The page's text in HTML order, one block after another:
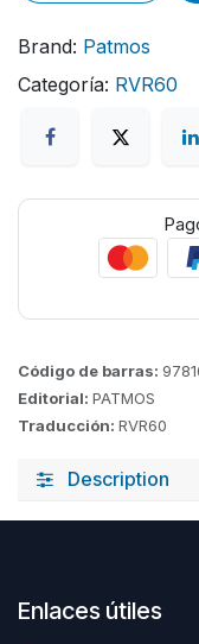
Brand: Patmos
Categoría: RVR60
Código de barras:
Editorial: PATMOS
Traducción: RVR60
Description
Enlaces útiles